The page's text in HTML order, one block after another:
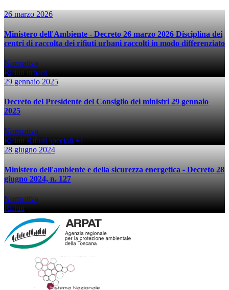
26 marzo 2026
Ministero dell'Ambiente - Decreto 26 marzo 2026 Disciplina dei
centri di raccolta dei rifiuti urbani raccolti in modo differenziato
Normativa
Rifiuti urbani
29 gennaio 2025
Decreto del Presidente del Consiglio dei ministri 29 gennaio
2025
Normativa
Rifiuti Rifiuti speciali +1
28 giugno 2024
Ministero dell'ambiente e della sicurezza energetica - Decreto 28
giugno 2024, n. 127
Normativa
Rifiuti